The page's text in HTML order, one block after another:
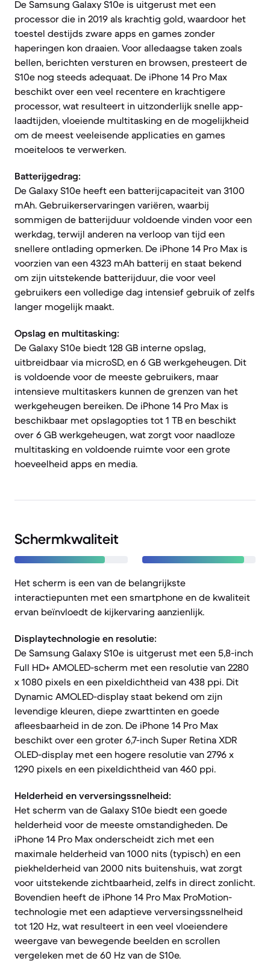
De Samsung Galaxy S10e is uitgerust met een
processor die in 2019 als krachtig gold, waardoor het
toestel destijds zware apps en games zonder
haperingen kon draaien. Voor alledaagse taken zoals
bellen, berichten versturen en browsen, presteert de
S10e nog steeds adequaat. De iPhone 14 Pro Max
beschikt over een veel recentere en krachtigere
processor, wat resulteert in uitzonderlijk snelle app-
laadtijden, vloeiende multitasking en de mogelijkheid
om de meest veeleisende applicaties en games
moeiteloos te verwerken.
Batterijgedrag:
De Galaxy S10e heeft een batterijcapaciteit van 3100
mAh. Gebruikerservaringen variëren, waarbij
sommigen de batterijduur voldoende vinden voor een
werkdag, terwijl anderen na verloop van tijd een
snellere ontlading opmerken. De iPhone 14 Pro Max is
voorzien van een 4323 mAh batterij en staat bekend
om zijn uitstekende batterijduur, die voor veel
gebruikers een volledige dag intensief gebruik of zelfs
langer mogelijk maakt.
Opslag en multitasking:
De Galaxy S10e biedt 128 GB interne opslag,
uitbreidbaar via microSD, en 6 GB werkgeheugen. Dit
is voldoende voor de meeste gebruikers, maar
intensieve multitaskers kunnen de grenzen van het
werkgeheugen bereiken. De iPhone 14 Pro Max is
beschikbaar met opslagopties tot 1 TB en beschikt
over 6 GB werkgeheugen, wat zorgt voor naadloze
multitasking en voldoende ruimte voor een grote
hoeveelheid apps en media.
Schermkwaliteit
Het scherm is een van de belangrijkste
interactiepunten met een smartphone en de kwaliteit
ervan beïnvloedt de kijkervaring aanzienlijk.
Displaytechnologie en resolutie:
De Samsung Galaxy S10e is uitgerust met een 5,8-inch
Full HD+ AMOLED-scherm met een resolutie van 2280
x 1080 pixels en een pixeldichtheid van 438 ppi. Dit
Dynamic AMOLED-display staat bekend om zijn
levendige kleuren, diepe zwarttinten en goede
afleesbaarheid in de zon. De iPhone 14 Pro Max
beschikt over een groter 6,7-inch Super Retina XDR
OLED-display met een hogere resolutie van 2796 x
1290 pixels en een pixeldichtheid van 460 ppi.
Helderheid en verversingssnelheid:
Het scherm van de Galaxy S10e biedt een goede
helderheid voor de meeste omstandigheden. De
iPhone 14 Pro Max onderscheidt zich met een
maximale helderheid van 1000 nits (typisch) en een
piekhelderheid van 2000 nits buitenshuis, wat zorgt
voor uitstekende zichtbaarheid, zelfs in direct zonlicht.
Bovendien heeft de iPhone 14 Pro Max ProMotion-
technologie met een adaptieve verversingssnelheid
tot 120 Hz, wat resulteert in een veel vloeiendere
weergave van bewegende beelden en scrollen
vergeleken met de 60 Hz van de S10e.